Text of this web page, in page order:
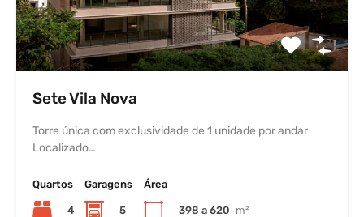
Sete Vila Nova
Torre única com exclusividade de 1 unidade por andar
Localizado…
Quartos
4
Garagens
5
Área
398 a 620 m²